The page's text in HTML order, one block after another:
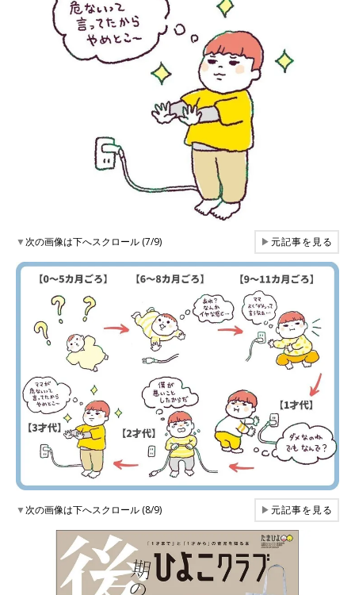
▼次の画像は下へスクロール (7/9) ▶元記事を見る
▼次の画像は下へスクロール (8/9) ▶元記事を見る